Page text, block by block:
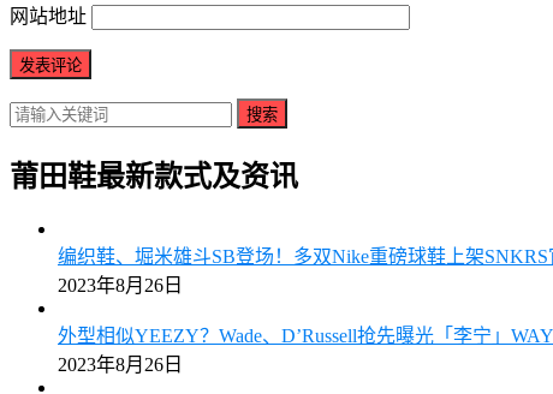
网站地址
搜索
莆田鞋最新款式及资讯
编织鞋、堀米雄斗SB登场！多双Nike重磅球鞋上架
2023年8月26日
外型相似YEEZY？Wade、D’Russell抢先曝光「李宁」
2023年8月26日